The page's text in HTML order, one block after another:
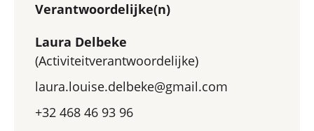
Verantwoordelijke(n)
Laura Delbeke
(Activiteitverantwoordelijke)
laura.louise.delbeke@gmail.com
+32 468 46 93 96